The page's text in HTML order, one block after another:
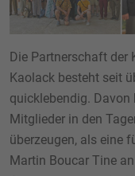
Die Partnerschaft der
Kaolack besteht seit
quicklebendig.
Mitglieder in den
überzeugen, als eine
Martin Boucar Tine